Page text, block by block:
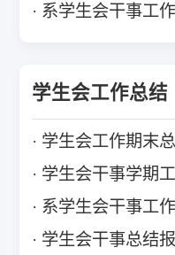
系学生会干事工
学生会工作总结
学生会工作期末
学生会干事学期
系学生会干事工
学生会干事总结